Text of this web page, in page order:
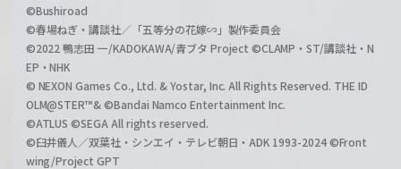
©Bushiroad
©春場ねぎ・講談社／「五等分の花嫁∽」製作委員会
©2022 鴨志田 一/KADOKAWA/青ブタ Project ©CLAMP・ST/講談社・N
EP・NHK
© NEXON Games Co., Ltd. & Yostar, Inc. All Rights Reserved. THE ID
OLM@STER™& ©Bandai Namco Entertainment Inc.
©ATLUS ©SEGA All rights reserved.
©臼井儀人／双葉社・シンエイ・テレビ朝日・ADK 1993-2024 ©Front
wing/Project GPT